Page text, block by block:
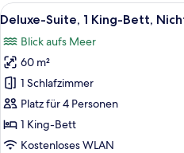
Schlafzimmer,
Meerblick
Alle
Fotos
für
Deluxe-
Suite,
1 King-
Bett,
Nichtraucher,
4
Deluxe-Suite, 1 King-Bett,
Blick aufs Meer
60 m²
1 Schlafzimmer
Platz für 4 Personen
1 King-Bett
Kostenloses WLAN